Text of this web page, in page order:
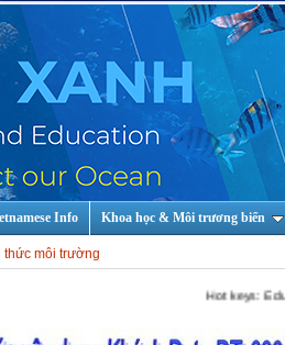
Info Khoa học & Môi trương biển
thức môi trường
Hot keys: Education and Training